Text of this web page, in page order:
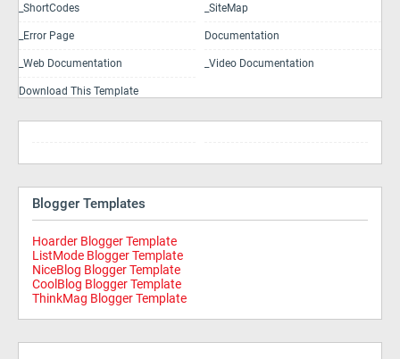
_ShortCodes _SiteMap
_Error Page Documentation
_Web Documentation _Video Documentation
Download This Template
Blogger Templates
Hoarder Blogger Template
ListMode Blogger Template
NiceBlog Blogger Template
CoolBlog Blogger Template
ThinkMag Blogger Template